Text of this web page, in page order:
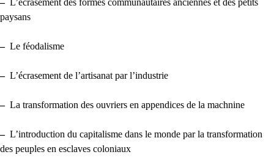
–L’écrasement des formes communautaires anciennes et des petits
paysans
–Le féodalisme
–L’écrasement de l’artisanat par l’industrie
–La transformation des ouvriers en appendices de la machnine
–L’introduction du capitalisme dans le monde par la transformation
des peuples en esclaves coloniaux